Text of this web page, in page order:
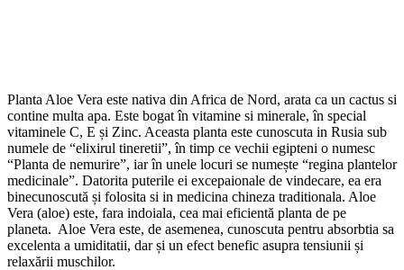
Planta Aloe Vera este nativa din Africa de Nord, arata ca un cactus si
contine multa apa. Este bogat în vitamine si minerale, în special
vitaminele C, E și Zinc. Aceasta planta este cunoscuta in Rusia sub
numele de “elixirul tineretii”, în timp ce vechii egipteni o numesc
“Planta de nemurire”, iar în unele locuri se numește “regina plantelor
medicinale”. Datorita puterile ei excepaionale de vindecare, ea era
binecunoscută și folosita si in medicina chineza traditionala. Aloe
Vera (aloe) este, fara indoiala, cea mai eficientă planta de pe
planeta. Aloe Vera este, de asemenea, cunoscuta pentru absorbtia sa
excelenta a umiditatii, dar și un efect benefic asupra tensiunii și
relaxării muschilor.